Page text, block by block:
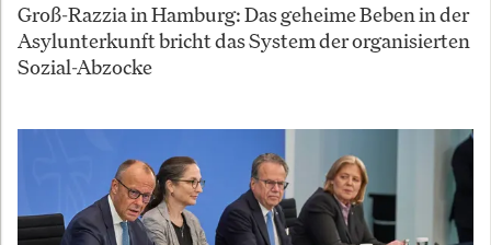
Groß-Razzia in Hamburg: Das geheime Beben in der
Asylunterkunft bricht das System der organisierten
Sozial-Abzocke